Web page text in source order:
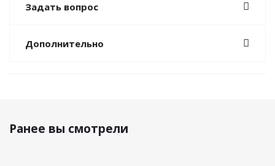
Задать вопрос
Дополнительно
Ранее вы смотрели